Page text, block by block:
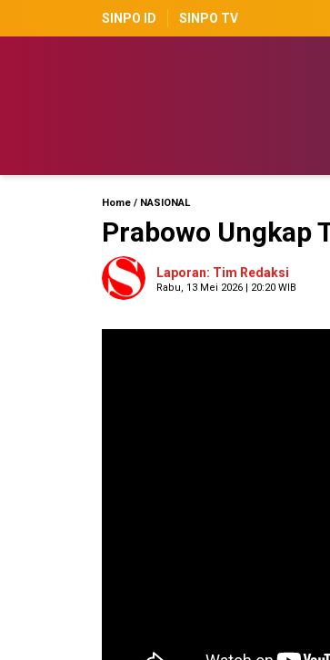
SINPO ID SINPO TV
Home / NASIONAL
Prabowo Ungkap
Laporan: Tim Redaksi
Rabu, 13 Mei 2026 | 20:20 WIB